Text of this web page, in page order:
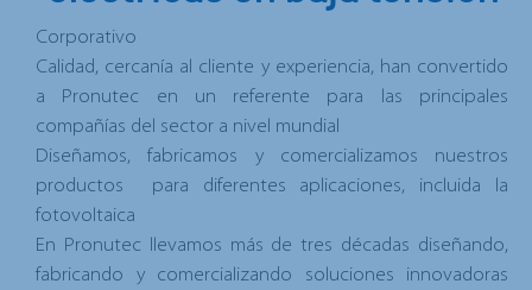
Corporativo
Calidad, cercanía al cliente y experiencia, han convertido
a Pronutec en un referente para las principales
compañías del sector a nivel mundial
Diseñamos, fabricamos y comercializamos nuestros
productos para diferentes aplicaciones, incluida la
fotovoltaica
En Pronutec llevamos más de tres décadas diseñando,
fabricando y comercializando soluciones innovadoras